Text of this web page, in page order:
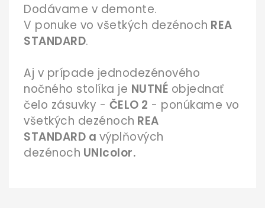
Dodávame v demonte.
V ponuke vo všetkých dezénoch REA
STANDARD.
Aj v prípade jednodezénového
nočného stolíka je NUTNÉ objednať
čelo zásuvky - ČELO 2 - ponúkame vo
všetkých dezénoch REA
STANDARD a výplňových
dezénoch UNIcolor.